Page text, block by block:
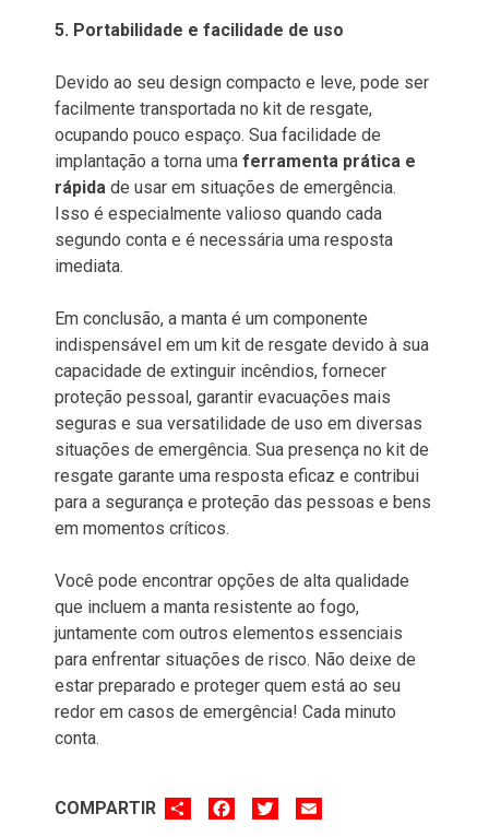
5. Portabilidade e facilidade de uso
Devido ao seu design compacto e leve, pode ser
facilmente transportada no kit de resgate,
ocupando pouco espaço. Sua facilidade de
implantação a torna uma ferramenta prática e
rápida de usar em situações de emergência.
Isso é especialmente valioso quando cada
segundo conta e é necessária uma resposta
imediata.
Em conclusão, a manta é um componente
indispensável em um kit de resgate devido à sua
capacidade de extinguir incêndios, fornecer
proteção pessoal, garantir evacuações mais
seguras e sua versatilidade de uso em diversas
situações de emergência. Sua presença no kit de
resgate garante uma resposta eficaz e contribui
para a segurança e proteção das pessoas e bens
em momentos críticos.
Você pode encontrar opções de alta qualidade
que incluem a manta resistente ao fogo,
juntamente com outros elementos essenciais
para enfrentar situações de risco. Não deixe de
estar preparado e proteger quem está ao seu
redor em casos de emergência! Cada minuto
conta.
COMPARTIR SHARE FACEBOOKTWITTER